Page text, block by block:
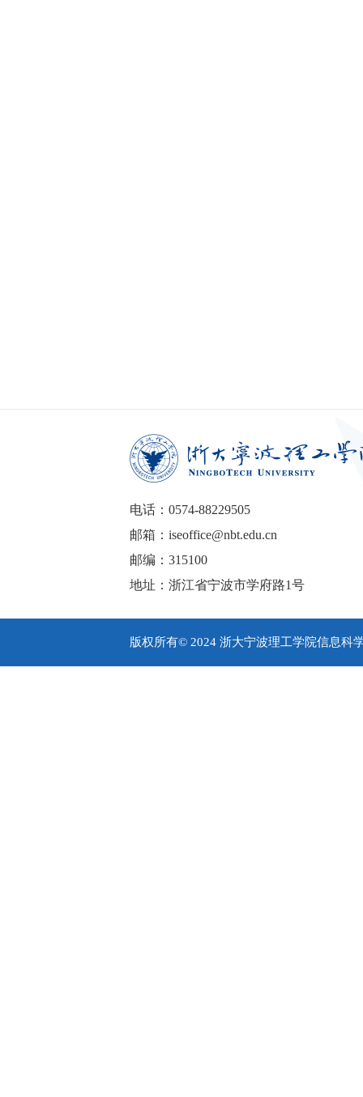
电话：0574-88229505
邮箱：iseoffice@nbt.edu.cn
邮编：315100
地址：浙江省宁波市学府路1号
版权所有© 2024 浙大宁波理工学院信息科